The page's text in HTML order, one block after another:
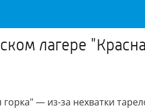
лагере
— из-за нехватки